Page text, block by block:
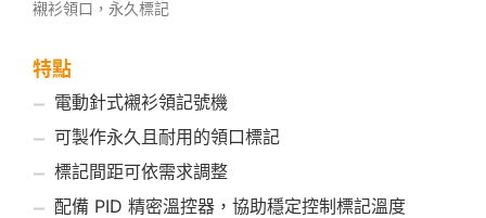
襯衫領口，永久標記
特點
電動針式襯衫領記號機
可製作永久且耐用的領口標記
標記間距可依需求調整
配備 PID 精密溫控器，協助穩定控制標記溫度